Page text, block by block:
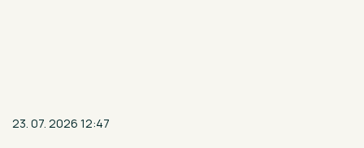
23. 07. 2026 12:47